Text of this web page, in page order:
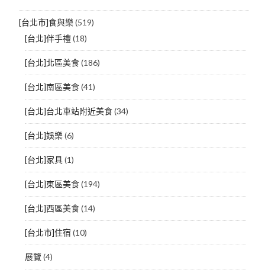
[台北市]食與樂(519)
[台北]伴手禮(18)
[台北]北區美食(186)
[台北]南區美食(41)
[台北]台北車站附近美食(34)
[台北]娛樂(6)
[台北]家具(1)
[台北]東區美食(194)
[台北]西區美食(14)
[台北市]住宿 (10)
展覽(4)